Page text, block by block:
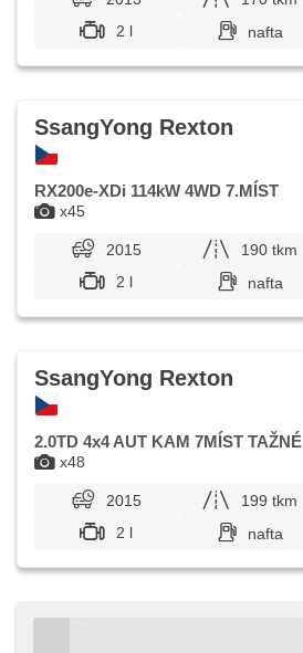
2 l
nafta
x45
SsangYong Rexton
RX200e-XDi 114kW 4WD 7.MÍST
2015 190 tkm
2 l
nafta
x48
SsangYong Rexton
2.0TD 4x4 AUT KAM 7MÍST TAŽNÉ
2015 199 tkm
2 l
nafta